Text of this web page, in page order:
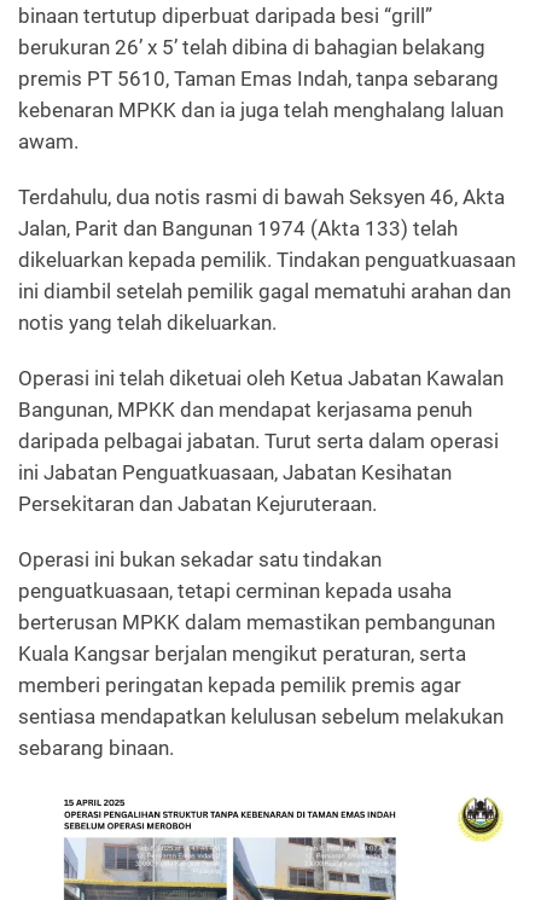
binaan tertutup diperbuat daripada besi “grill”
berukuran 26’ x 5’ telah dibina di bahagian belakang
premis PT 5610, Taman Emas Indah, tanpa sebarang
kebenaran MPKK dan ia juga telah menghalang laluan
awam.
Terdahulu, dua notis rasmi di bawah Seksyen 46, Akta
Jalan, Parit dan Bangunan 1974 (Akta 133) telah
dikeluarkan kepada pemilik. Tindakan penguatkuasaan
ini diambil setelah pemilik gagal mematuhi arahan dan
notis yang telah dikeluarkan.
Operasi ini telah diketuai oleh Ketua Jabatan Kawalan
Bangunan, MPKK dan mendapat kerjasama penuh
daripada pelbagai jabatan. Turut serta dalam operasi
ini Jabatan Penguatkuasaan, Jabatan Kesihatan
Persekitaran dan Jabatan Kejuruteraan.
Operasi ini bukan sekadar satu tindakan
penguatkuasaan, tetapi cerminan kepada usaha
berterusan MPKK dalam memastikan pembangunan
Kuala Kangsar berjalan mengikut peraturan, serta
memberi peringatan kepada pemilik premis agar
sentiasa mendapatkan kelulusan sebelum melakukan
sebarang binaan.